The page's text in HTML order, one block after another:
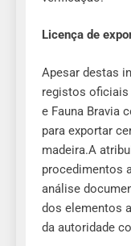
Licença de
Apesar destas
registos oficiais
e Fauna Bravia
para exportar
madeira.A
procedimentos
análise
dos elementos
da autoridade